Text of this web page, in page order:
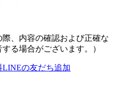
、内容の確認および正確な
る場合がございます。）
LINEの友だち追加